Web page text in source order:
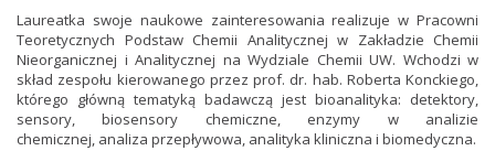
Laureatka swoje naukowe zainteresowania realizuje w Pracowni
Teoretycznych Podstaw Chemii Analitycznej w Zakładzie Chemii
Nieorganicznej i Analitycznej na Wydziale Chemii UW. Wchodzi w
skład zespołu kierowanego przez prof. dr. hab. Roberta Konckiego,
którego główną tematyką badawczą jest bioanalityka: detektory,
sensory, biosensory chemiczne, enzymy w analizie
chemicznej, analiza przepływowa, analityka kliniczna i biomedyczna.